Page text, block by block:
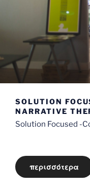
SOLUTION
NARRATIVE
Solution Focused -
περισσότερα